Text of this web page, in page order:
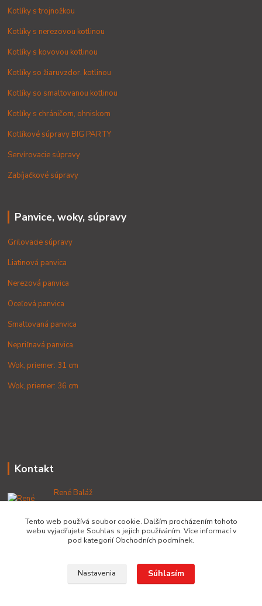
Kotlíky s trojnožkou
Kotlíky s nerezovou kotlinou
Kotlíky s kovovou kotlinou
Kotlíky so žiaruvzdor. kotlinou
Kotlíky so smaltovanou kotlinou
Kotlíky s chráničom, ohniskom
Kotlíkové súpravy BIG PARTY
Servírovacie súpravy
Zabíjačkové súpravy
Panvice, woky, súpravy
Grilovacie súpravy
Liatinová panvica
Nerezová panvica
Oceľová panvica
Smaltovaná panvica
Nepriľnavá panvica
Wok, priemer: 31 cm
Wok, priemer: 36 cm
Kontakt
René Baláž
+421 902 212 007
od 8:00 - do 16:00 hod
info@lacnekotliky.sk
Tento web používá soubor cookie. Dalším procházením tohoto
webu vyjadřujete Souhlas s jejich používáním. Více informací v
pod kategorií Obchodních podmínek.
Nastavenia Súhlasím